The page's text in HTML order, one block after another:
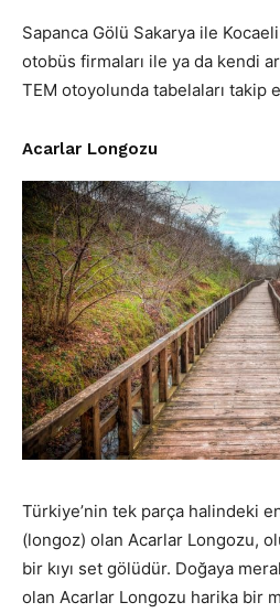
Sapanca Gölü Sakarya ile
otobüs firmaları ile ya da kendi
TEM otoyolunda tabelaları takip
Acarlar Longozu
Türkiye’nin tek parça halindeki
(longoz) olan Acarlar Longozu,
bir kıyı set gölüdür. Doğaya
olan Acarlar Longozu harika bir